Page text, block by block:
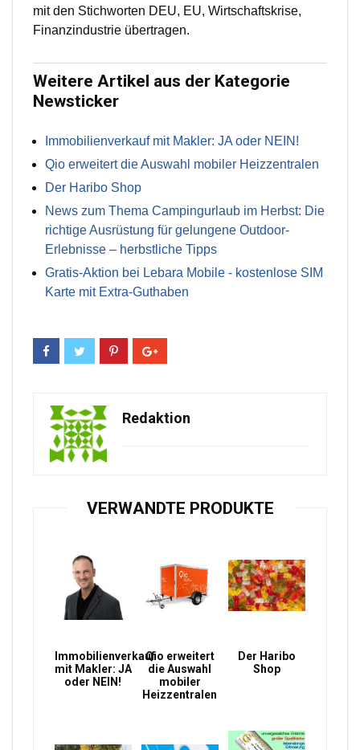
mit den Stichworten DEU, EU, Wirtschaftskrise,
Finanzindustrie übertragen.
Weitere Artikel aus der Kategorie
Newsticker
Immobilienverkauf mit Makler: JA oder NEIN!
Qio erweitert die Auswahl mobiler Heizzentralen
Der Haribo Shop
News zum Thema Campingurlaub im Herbst: Die
richtige Ausrüstung für gelungene Outdoor-
Erlebnisse – herbstliche Tipps
Gratis-Aktion bei Lebara Mobile - kostenlose SIM
Karte mit Extra-Guthaben
Redaktion
VERWANDTE PRODUKTE
Immobilienverkauf
mit Makler: JA
oder NEIN!
Qio erweitert
die Auswahl
mobiler
Heizzentralen
Der Haribo
Shop